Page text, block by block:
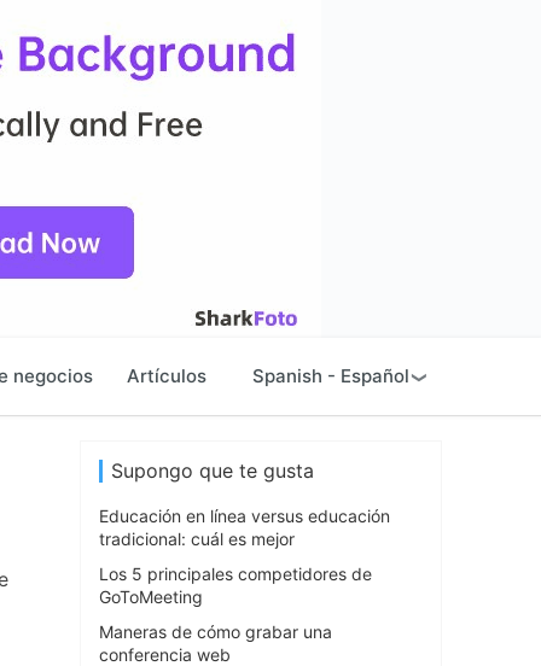
negocios Artículos Spanish - Español
Supongo que te gusta
Educación en línea versus educación
tradicional: cuál es mejor
Los 5 principales competidores de
GoToMeeting
Maneras de cómo grabar una
conferencia web